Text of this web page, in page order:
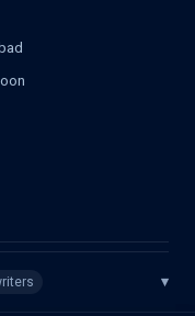
▾